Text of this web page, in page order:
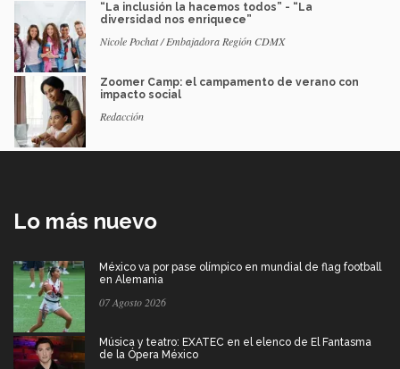
“La inclusión la hacemos todos” - “La
diversidad nos enriquece”
Nicole Pochat / Embajadora Región CDMX
Zoomer Camp: el campamento de verano con
impacto social
Redacción
Lo más nuevo
México va por pase olímpico en mundial de flag football
en Alemania
07 Agosto 2026
Música y teatro: EXATEC en el elenco de El Fantasma
de la Ópera México